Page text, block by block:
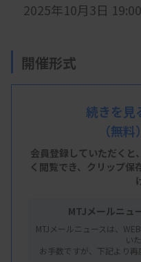
2025年10月3日
開催形式
LIVE配信
主 催
福島県臨床検査技師
概 要
続きを見
（無
会員登録していただくと
く閲覧でき、 クリップ保
MTJメールニュ
MTJメールニュースは、
い
お手数ですが、下記より再